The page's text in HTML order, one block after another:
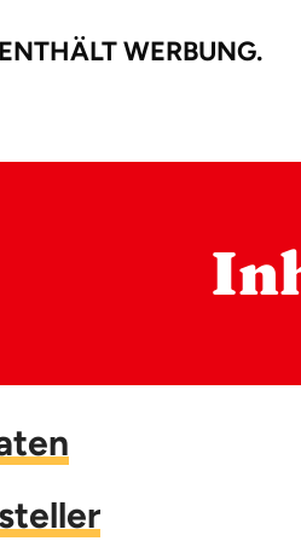
WERBUNG.